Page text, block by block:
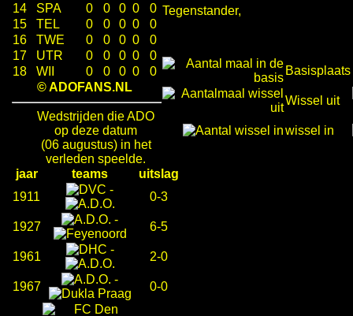
14
SPA 0 0 0 0
0
15
TEL 0 0 0 0
0
16
TWE 0 0 0 0
0
17
UTR 0 0 0 0
0
18
WII 0 0 0 0
0
© ADOFANS.NL
Wedstrijden die ADO
op deze datum
(06 augustus) in het
verleden speelde.
jaar
teams
uitslag
1911
-
0-3
1927
-
6-5
1961
-
2-0
1967
-
0-0
Tegenstander,
Basisplaats
Wissel uit
wissel in